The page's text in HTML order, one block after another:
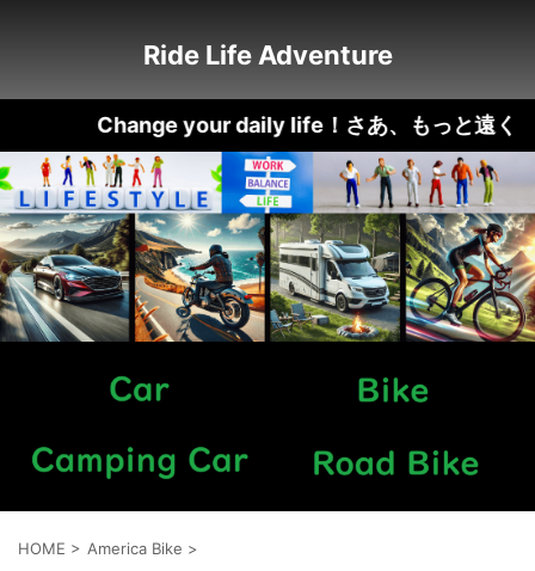
Ride Life Adventure
Change your daily life！さあ、もっと遠く
HOME > America Bike >